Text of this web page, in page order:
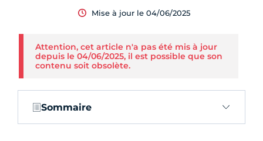
Mise à jour le 04/06/2025
Attention, cet article n'a pas été mis à jour
depuis le 04/06/2025, il est possible que son
contenu soit obsolète.
Sommaire